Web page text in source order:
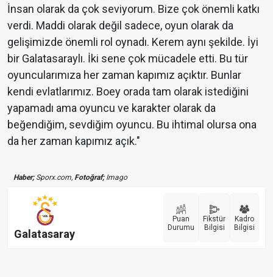
İnsan olarak da çok seviyorum. Bize çok önemli katkı
verdi. Maddi olarak değil sadece, oyun olarak da
gelişimizde önemli rol oynadı. Kerem aynı şekilde. İyi
bir Galatasaraylı. İki sene çok mücadele etti. Bu tür
oyuncularımıza her zaman kapımız açıktır. Bunlar
kendi evlatlarımız. Boey orada tam olarak istediğini
yapamadı ama oyuncu ve karakter olarak da
beğendiğim, sevdiğim oyuncu. Bu ihtimal olursa ona
da her zaman kapımız açık."
Haber;Sporx.com, Fotoğraf;Imago
Galatasaray
Puan
Durumu
Fikstür
Bilgisi
Kadro
Bilgisi